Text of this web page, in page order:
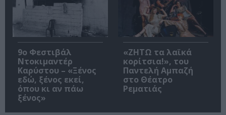
9ο Φεστιβάλ
Ντοκιμαντέρ
Καρύστου – «Ξένος
εδώ, ξένος εκεί,
όπου κι αν πάω
ξένος»
«ΖΗΤΩ τα λαϊκά
κορίτσια!», του
Παντελή Αμπαζή
στο Θέατρο
Ρεματιάς